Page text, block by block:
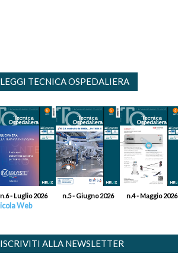
LEGGI TECNICA OSPEDALIERA
n.6 - Luglio 2026 n.5 - Giugno 2026 n.4 - Maggio 2026
Web
ISCRIVITI ALLA NEWSLETTER